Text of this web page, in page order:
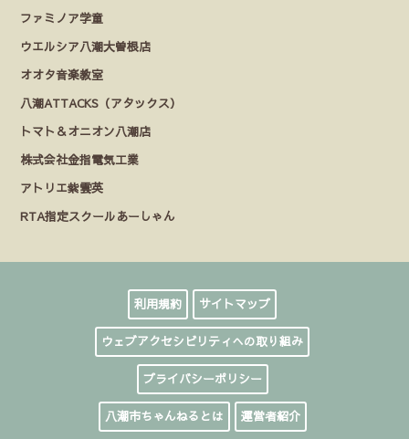
ファミノア学童
ウエルシア八潮大曽根店
オオタ音楽教室
八潮ATTACKS（アタックス）
トマト＆オニオン八潮店
株式会社金指電気工業
アトリエ紫雲英
RTA指定スクールあーしゃん
利用規約 サイトマップ
ウェブアクセシビリティへの取り組み
プライバシーポリシー
八潮市ちゃんねるとは 運営者紹介